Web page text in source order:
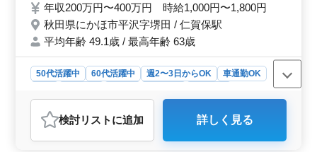
な方大歓迎致します！ 皆様のご応募お待ち
しております！
年収200万円〜400万円 時給1,000円〜1,800円
秋田県にかほ市平沢字堺田 / 仁賀保駅
平均年齢 49.1歳 / 最高年齢 63歳
50代活躍中 60代活躍中 週2〜3日からOK
車通勤OK
介護福祉士・介護スタッフ
おすすめポイント
＜勤務条件＞ 秋田県にかほ市のグループホームの介護
検討リスト に追加 詳しく見る